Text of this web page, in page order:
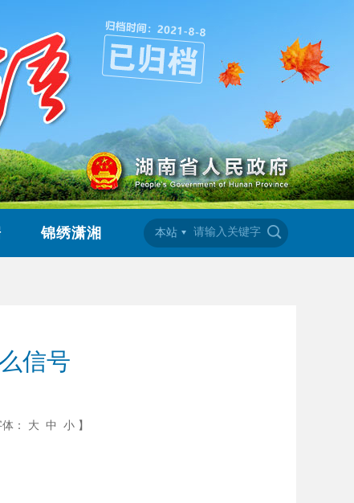
锦绣潇湘 本站
信号
体： 大 中 小 】